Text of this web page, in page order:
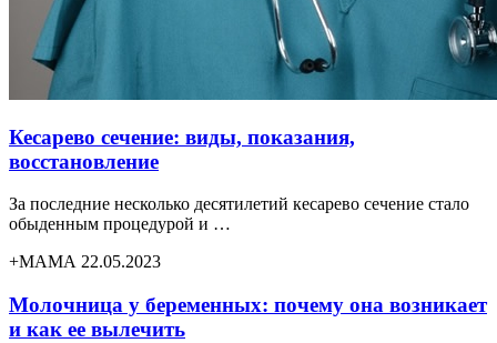
Кесарево сечение: виды, показания,
восстановление
За последние несколько десятилетий кесарево сечение стало
обыденным процедурой и …
+МАМА 22.05.2023
Молочница у беременных: почему она возникает
и как ее вылечить